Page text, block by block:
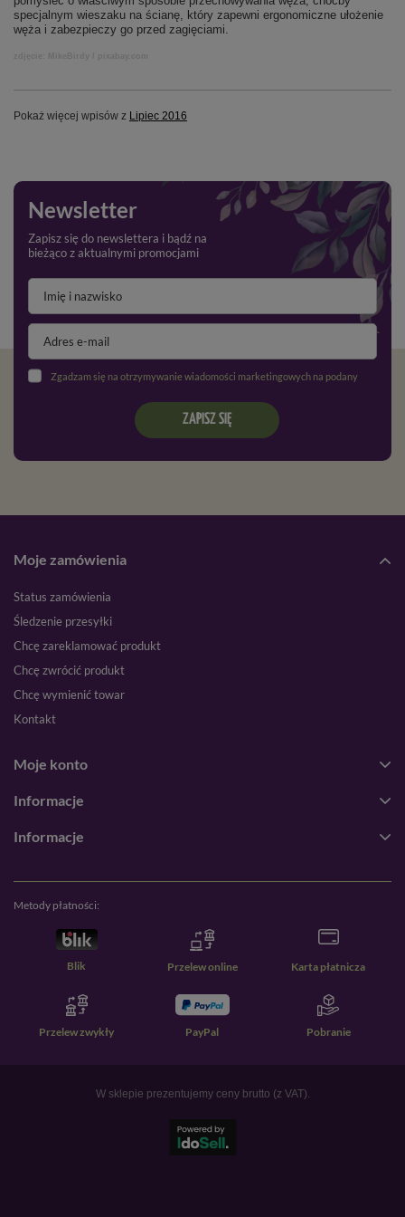
specjalnym wieszaku na ścianę, który zapewni ergonomiczne ułożenie
węża i zabezpieczy go przed zagięciami.
Pokaż więcej wpisów z Lipiec 2016
Newsletter
Zapisz się do newslettera i bądź na
bieżąco z aktualnymi promocjami
Zgadzam się na otrzymywanie wiadomości marketingowych na podany adres e-mail oraz przetwarzanie danych osobowych zgodnie z
ZAPISZ SIĘ
Moje zamówienia
Status zamówienia
Śledzenie przesyłki
Chcę zareklamować produkt
Chcę zwrócić produkt
Chcę wymienić towar
Kontakt
Moje konto
Informacje
Informacje
Metody płatności:
Blik Przelew online Karta płatnicza
Przelew zwykły PayPal Pobranie
W sklepie prezentujemy ceny brutto (z VAT).